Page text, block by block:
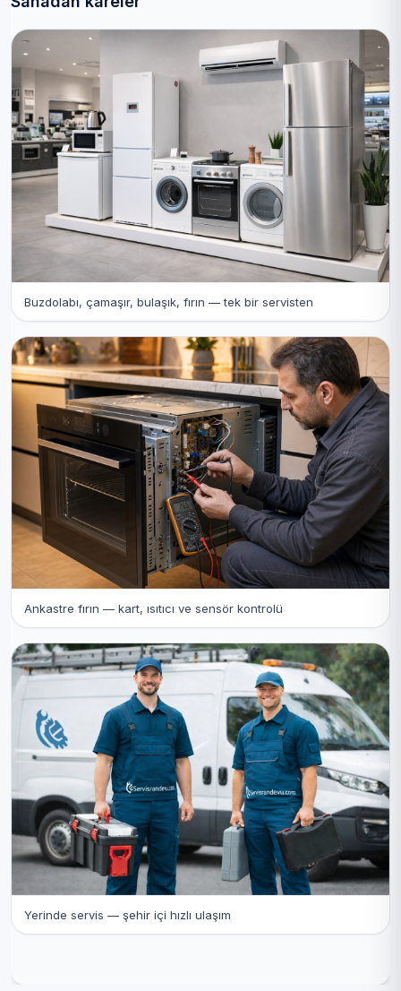
Buzdolabı, çamaşır, bulaşık, fırın — tek bir servisten
Ankastre fırın — kart, ısıtıcı ve sensör kontrolü
Yerinde servis — şehir içi hızlı ulaşım